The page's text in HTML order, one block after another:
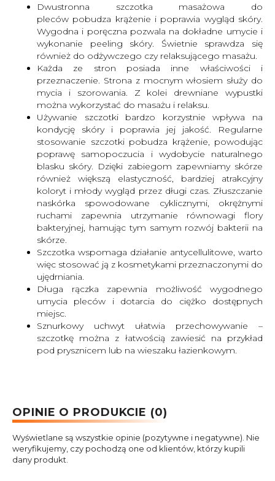
Dwustronna szczotka masażowa do
pleców pobudza krążenie i poprawia wygląd skóry.
Wygodna i poręczna pozwala na dokładne umycie i
wykonanie peeling skóry. Świetnie sprawdza się
również do odżywczego czy relaksującego masażu.
Każda ze stron posiada inne właściwości i
przeznaczenie. Strona z mocnym włosiem służy do
mycia i szorowania. Z kolei drewniane wypustki
można wykorzystać do masażu i relaksu.
Używanie szczotki bardzo korzystnie wpływa na
kondycję skóry i poprawia jej jakość. Regularne
stosowanie szczotki pobudza krążenie, powodując
poprawę samopoczucia i wydobycie naturalnego
blasku skóry. Dzięki zabiegom zapewniamy skórze
również większą elastyczność, bardziej atrakcyjny
koloryt i młody wygląd przez długi czas. Złuszczanie
naskórka spowodowane cyklicznymi, okrężnymi
ruchami zapewnia utrzymanie równowagi flory
bakteryjnej, hamując tym samym rozwój bakterii na
skórze.
Szczotka wspomaga działanie antycellulitowe, warto
więc stosować ją z kosmetykami przeznaczonymi do
ujędrniania.
Długa rączka zapewnia możliwość wygodnego
umycia pleców i dotarcia do ciężko dostępnych
miejsc.
Sznurkowy uchwyt ułatwia przechowywanie –
szczotkę można z łatwością zawiesić na przykład
pod prysznicem lub na wieszaku łazienkowym.
OPINIE O PRODUKCIE (0)
Wyświetlane są wszystkie opinie (pozytywne i negatywne). Nie
weryfikujemy, czy pochodzą one od klientów, którzy kupili
dany produkt.